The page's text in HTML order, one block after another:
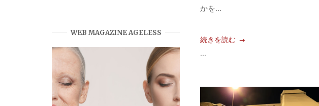
かを...
続きを読む
...
WEB MAGAZINE AGELESS